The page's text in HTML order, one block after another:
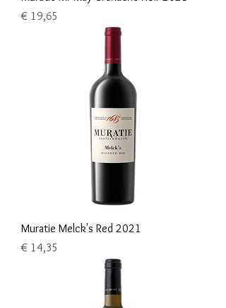
Prijs
€ 19,65
Muratie Melck's Red 2021
Prijs
€ 14,35